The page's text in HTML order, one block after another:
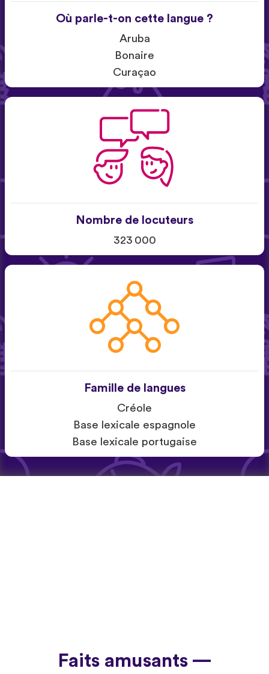
Où parle-t-on cette langue ?
Aruba
Bonaire
Curaçao
Nombre de locuteurs
323 000
Famille de langues
Créole
Base lexicale espagnole
Base lexicale portugaise
Faits amusants —